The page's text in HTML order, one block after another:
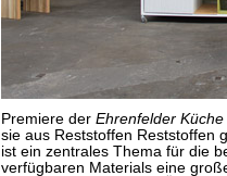
Premiere der Ehrenfelder Küche
sie aus Reststoffen Reststoffen
ist ein zentrales Thema für die
verfügbaren Materials eine